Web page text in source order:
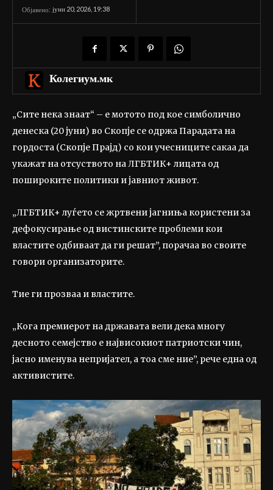
Објавено: јуни 20, 2026, 19:38
Колегиум.мк
„Сите нека знаат“ – е мотото под кое симболично
денеска (20 јуни) во Скопје се одржа Парадата на
гордоста (Скопје Прајд) со кои учесниците сакаа да
укажат на отсуството на ЛГБТИК+ лицата од
пошироките политики и јавниот живот.
„ЛГБТИК+ луѓето се жртвени јагниња користени за
дефокусирање од вистинските проблеми кои
властите одбиваат да ги решат”, порачаа во своите
говори организаторите.
Тие ги прозваа и властите.
„Кога премиерот на државата вели дека многу
десното семејство е највисокиот патриотски чин,
јасно именува непријател, а тоа сме ние”, рече една од
активистите.